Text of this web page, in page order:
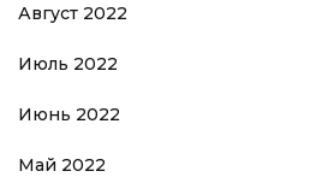
Август 2022
Июль 2022
Июнь 2022
Май 2022